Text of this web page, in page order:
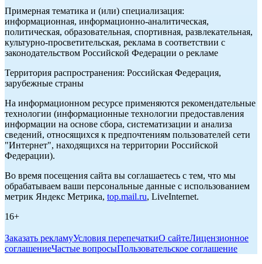
Примерная тематика и (или) специализация:
информационная, информационно-аналитическая,
политическая, образовательная, спортивная, развлекательная,
культурно-просветительская, реклама в соответствии с
законодательством Российской Федерации о рекламе
Территория распространения: Российская Федерация,
зарубежные страны
На информационном ресурсе применяются рекомендательные
технологии (информационные технологии предоставления
информации на основе сбора, систематизации и анализа
сведений, относящихся к предпочтениям пользователей сети
"Интернет", находящихся на территории Российской
Федерации).
Во время посещения сайта вы соглашаетесь с тем, что мы
обрабатываем ваши персональные данные с использованием
метрик Яндекс Метрика, top.mail.ru, LiveInternet.
16+
Заказать рекламуУсловия перепечаткиО сайтеЛицензионное
соглашениеЧастые вопросыПользовательское соглашение